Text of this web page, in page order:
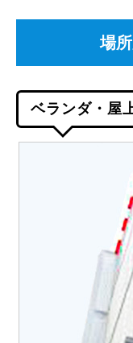
場
ベランダ・屋